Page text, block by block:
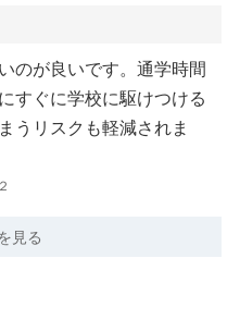
のが良いです。通学時間
すぐに学校に駆けつける
うリスクも軽減されま
見る